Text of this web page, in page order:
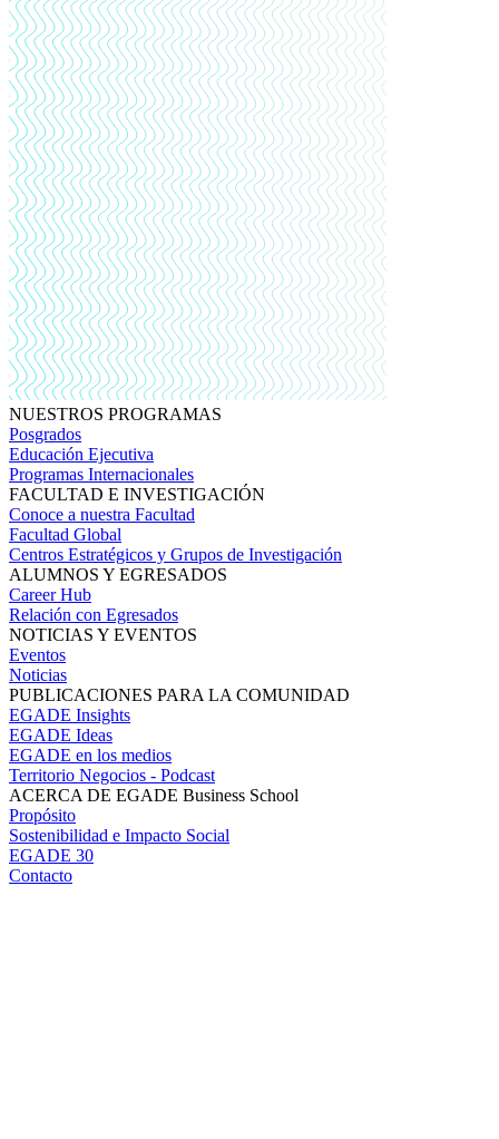
NUESTROS PROGRAMAS
Posgrados
Educación Ejecutiva
Programas Internacionales
FACULTAD E INVESTIGACIÓN
Conoce a nuestra Facultad
Facultad Global
Centros Estratégicos y Grupos de Investigación
ALUMNOS Y EGRESADOS
Career Hub
Relación con Egresados
NOTICIAS Y EVENTOS
Eventos
Noticias
PUBLICACIONES PARA LA COMUNIDAD
EGADE Insights
EGADE Ideas
EGADE en los medios
Territorio Negocios - Podcast
ACERCA DE EGADE Business School
Propósito
Sostenibilidad e Impacto Social
EGADE 30
Contacto